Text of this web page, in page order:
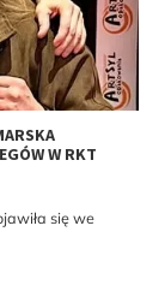
W RKT
się we